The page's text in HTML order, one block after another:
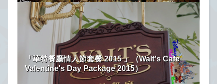
「華特餐廳情人節套餐 2015 」（Walt's Cafe
Valentine's Day Package 2015）